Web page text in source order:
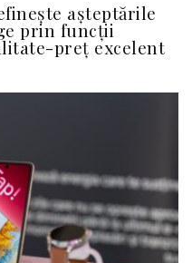
așteptările
prin funcții
preț excelent